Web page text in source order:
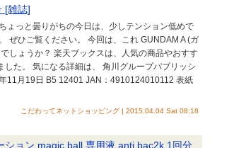
[雑誌]
ょっと曇りがちの今日は、少しテンション低めで
ぜひご覧ください。 今回は、これ GUNDAM A (ガ
しょうか？ 楽天ブックスは、人気の商品やおすす
た。 気になる詳細は、 角川グループパブリッシ
11月19日 B5 12401 JAN：4910124010112 表紙
こだわってネットショッピング | 2015.04.04 Sat 08:18
ション magic ball 専用液 anti bac2k 1回分